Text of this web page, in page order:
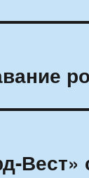
Вест»